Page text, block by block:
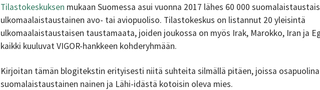
Tilastokeskuksen mukaan Suomessa asui vuonna 2017 lähes 60 000
ulkomaalaistaustainen avo- tai aviopuoliso. Tilastokeskus on listannut 20 yleisintä
ulkomaalaistaustaisen taustamaata, joiden joukossa on myös Irak, Marokko, Iran ja
kaikki kuuluvat VIGOR-hankkeen kohderyhmään.
Kirjoitan tämän blogitekstin erityisesti niitä suhteita silmällä pitäen, joissa
suomalaistaustainen nainen ja Lähi-idästä kotoisin oleva mies.